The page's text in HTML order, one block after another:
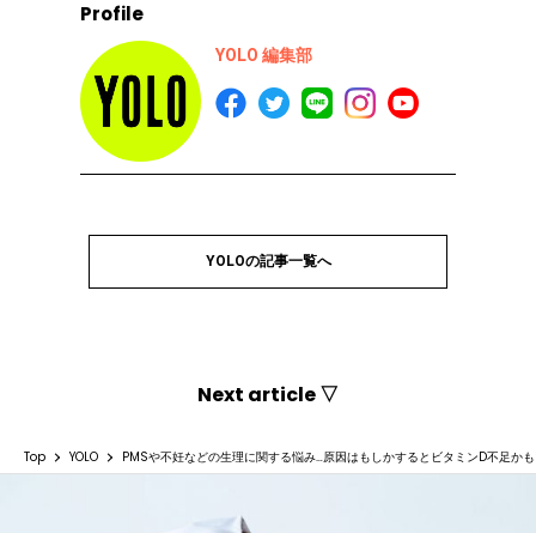
Profile
YOLO 編集部
YOLOの記事一覧へ
Next article ▽
Top YOLO PMSや不妊などの生理に関する悩み…原因はもしかするとビタミンD不足か